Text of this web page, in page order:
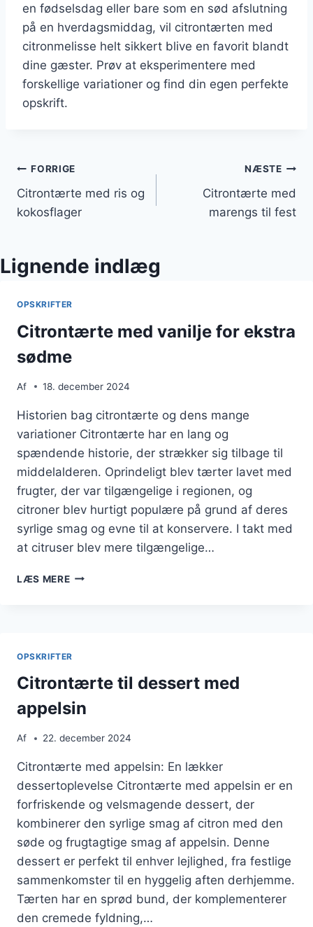
en fødselsdag eller bare som en sød afslutning
på en hverdagsmiddag, vil citrontærten med
citronmelisse helt sikkert blive en favorit blandt
dine gæster. Prøv at eksperimentere med
forskellige variationer og find din egen perfekte
opskrift.
Indlægsnavigation
FORRIGE
Citrontærte med ris og
kokosflager
NÆSTE
Citrontærte med
marengs til fest
Lignende indlæg
OPSKRIFTER
Citrontærte med vanilje for ekstra
sødme
Af 18. december 2024
Historien bag citrontærte og dens mange
variationer Citrontærte har en lang og
spændende historie, der strækker sig tilbage til
middelalderen. Oprindeligt blev tærter lavet med
frugter, der var tilgængelige i regionen, og
citroner blev hurtigt populære på grund af deres
syrlige smag og evne til at konservere. I takt med
at citruser blev mere tilgængelige…
LÆS MERECITRONTÆRTE
OPSKRIFTER
Citrontærte til dessert med
appelsin
Af 22. december 2024
Citrontærte med appelsin: En lækker
dessertoplevelse Citrontærte med appelsin er en
forfriskende og velsmagende dessert, der
kombinerer den syrlige smag af citron med den
søde og frugtagtige smag af appelsin. Denne
dessert er perfekt til enhver lejlighed, fra festlige
sammenkomster til en hyggelig aften derhjemme.
Tærten har en sprød bund, der komplementerer
den cremede fyldning,…